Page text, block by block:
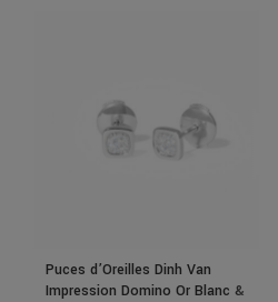
Puces d’Oreilles Dinh Van
Impression Domino Or Blanc &